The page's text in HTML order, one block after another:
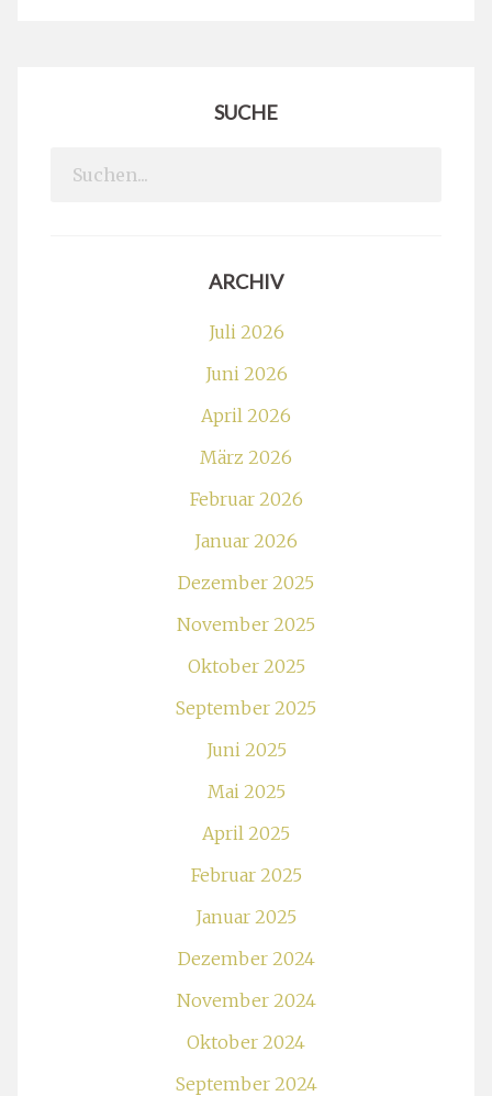
SUCHE
Search
ARCHIV
Juli 2026
Juni 2026
April 2026
März 2026
Februar 2026
Januar 2026
Dezember 2025
November 2025
Oktober 2025
September 2025
Juni 2025
Mai 2025
April 2025
Februar 2025
Januar 2025
Dezember 2024
November 2024
Oktober 2024
September 2024